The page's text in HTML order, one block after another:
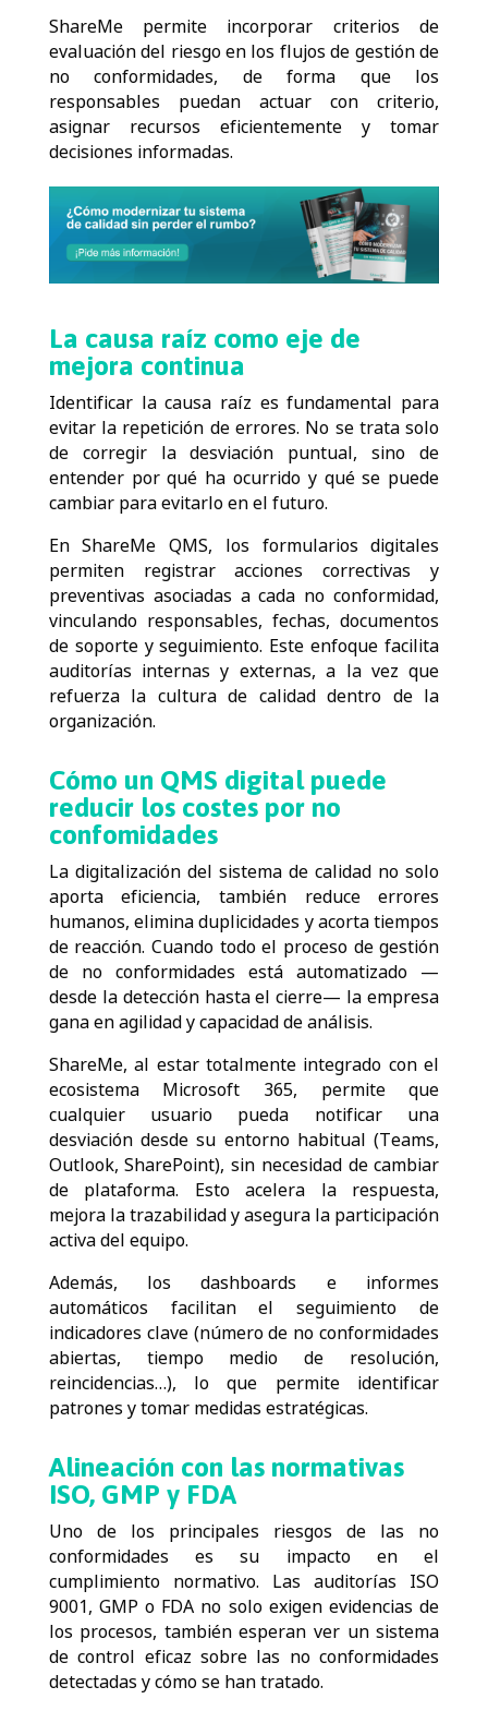
ShareMe permite incorporar criterios de
evaluación del riesgo en los flujos de gestión de
no conformidades, de forma que los
responsables puedan actuar con criterio,
asignar recursos eficientemente y tomar
decisiones informadas.
La causa raíz como eje de
mejora continua
Identificar la causa raíz es fundamental para
evitar la repetición de errores. No se trata solo
de corregir la desviación puntual, sino de
entender por qué ha ocurrido y qué se puede
cambiar para evitarlo en el futuro.
En ShareMe QMS, los formularios digitales
permiten registrar acciones correctivas y
preventivas asociadas a cada no conformidad,
vinculando responsables, fechas, documentos
de soporte y seguimiento. Este enfoque facilita
auditorías internas y externas, a la vez que
refuerza la cultura de calidad dentro de la
organización.
Cómo un QMS digital puede
reducir los costes por no
confomidades
La digitalización del sistema de calidad no solo
aporta eficiencia, también reduce errores
humanos, elimina duplicidades y acorta tiempos
de reacción. Cuando todo el proceso de gestión
de no conformidades está automatizado —
desde la detección hasta el cierre— la empresa
gana en agilidad y capacidad de análisis.
ShareMe, al estar totalmente integrado con el
ecosistema Microsoft 365, permite que
cualquier usuario pueda notificar una
desviación desde su entorno habitual (Teams,
Outlook, SharePoint), sin necesidad de cambiar
de plataforma. Esto acelera la respuesta,
mejora la trazabilidad y asegura la participación
activa del equipo.
Además, los dashboards e informes
automáticos facilitan el seguimiento de
indicadores clave (número de no conformidades
abiertas, tiempo medio de resolución,
reincidencias…), lo que permite identificar
patrones y tomar medidas estratégicas.
Alineación con las normativas
ISO, GMP y FDA
Uno de los principales riesgos de las no
conformidades es su impacto en el
cumplimiento normativo. Las auditorías ISO
9001, GMP o FDA no solo exigen evidencias de
los procesos, también esperan ver un sistema
de control eficaz sobre las no conformidades
detectadas y cómo se han tratado.